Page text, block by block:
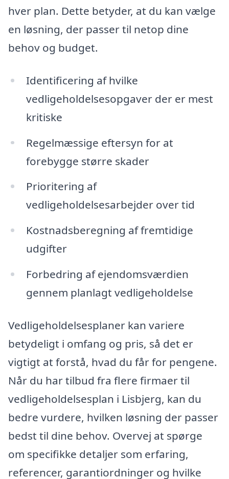
hver plan. Dette betyder, at du kan vælge
en løsning, der passer til netop dine
behov og budget.
Identificering af hvilke
vedligeholdelsesopgaver der er mest
kritiske
Regelmæssige eftersyn for at
forebygge større skader
Prioritering af
vedligeholdelsesarbejder over tid
Kostnadsberegning af fremtidige
udgifter
Forbedring af ejendomsværdien
gennem planlagt vedligeholdelse
Vedligeholdelsesplaner kan variere
betydeligt i omfang og pris, så det er
vigtigt at forstå, hvad du får for pengene.
Når du har tilbud fra flere firmaer til
vedligeholdelsesplan i Lisbjerg, kan du
bedre vurdere, hvilken løsning der passer
bedst til dine behov. Overvej at spørge
om specifikke detaljer som erfaring,
referencer, garantiordninger og hvilke